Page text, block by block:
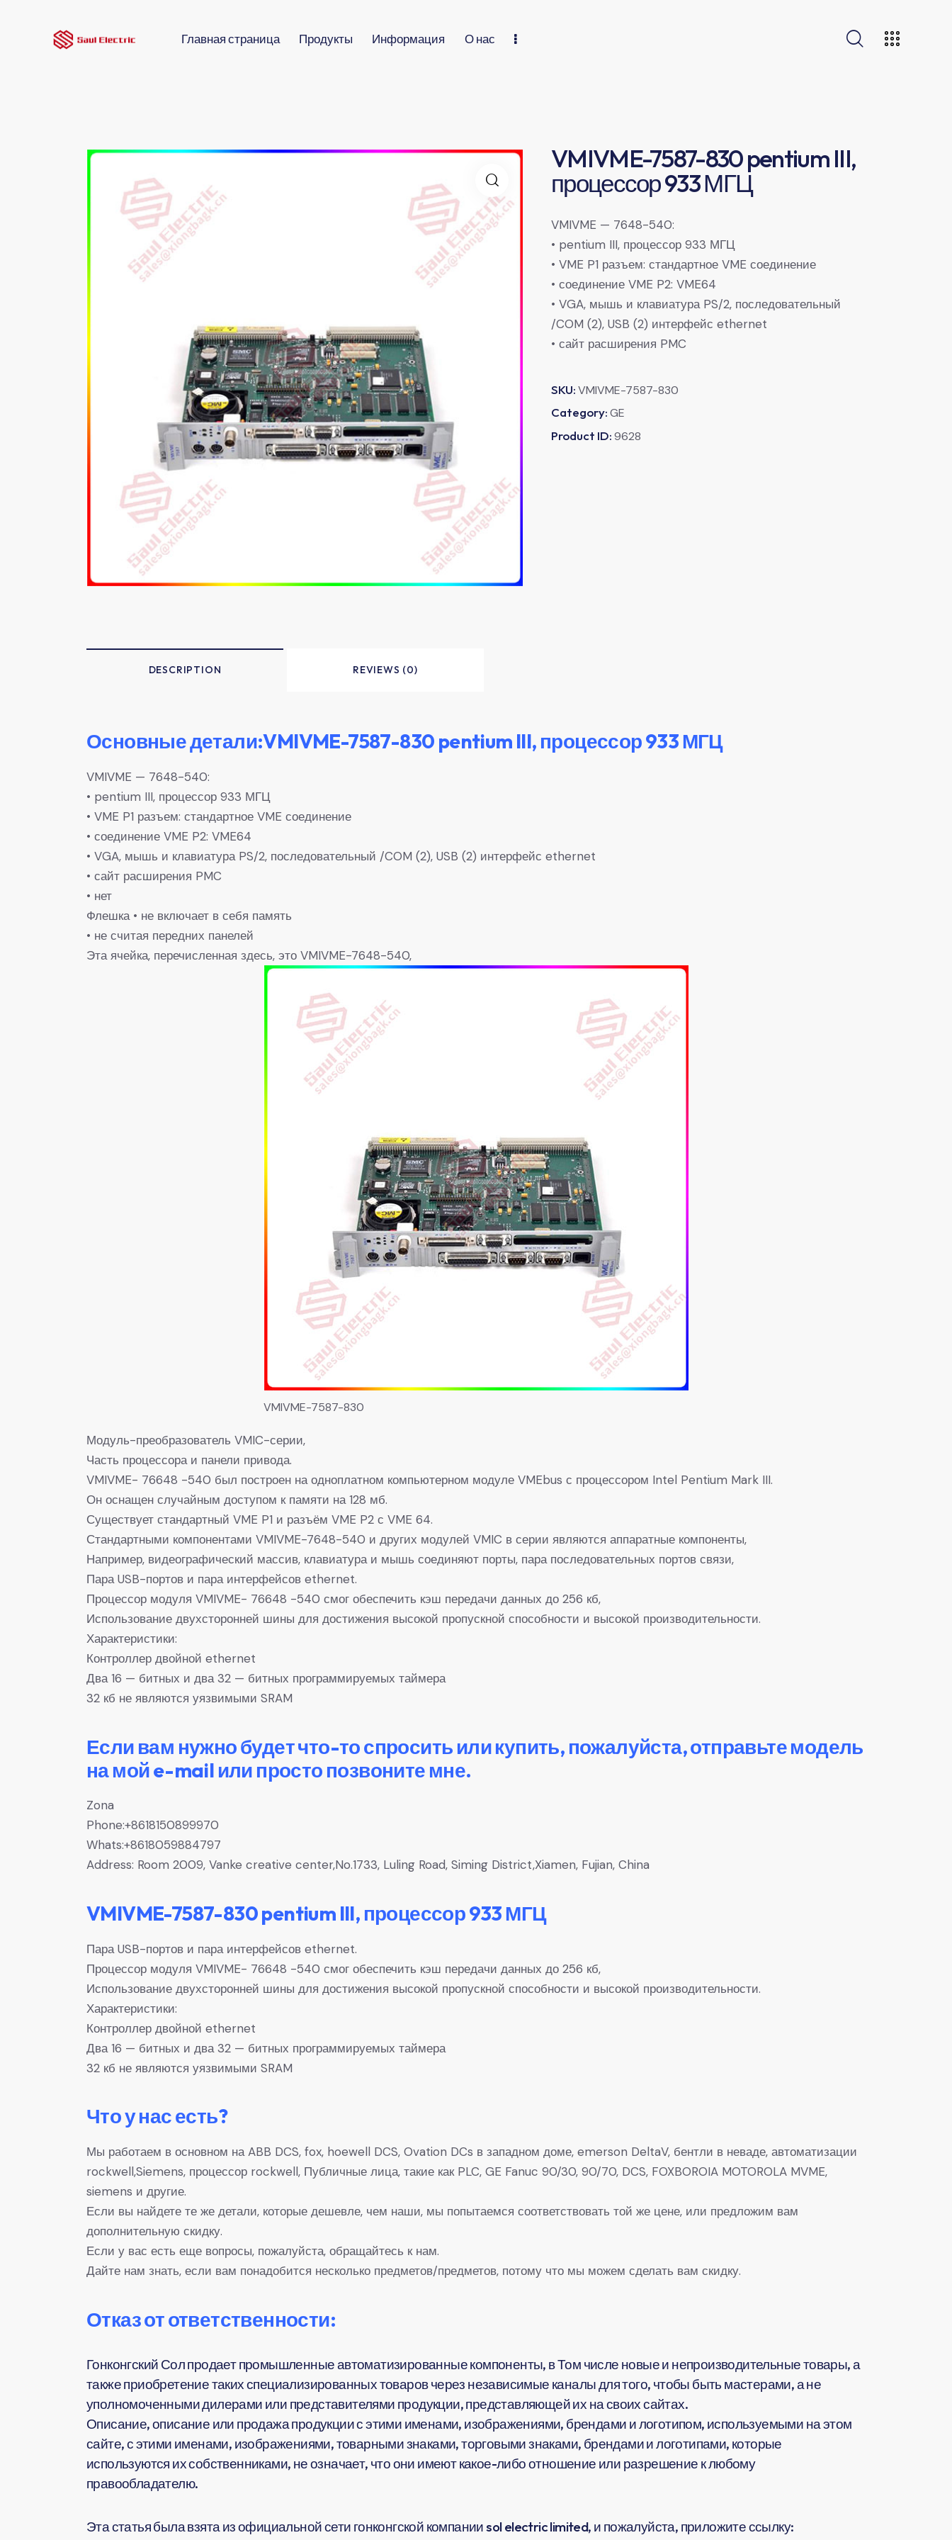
Главная страница Продукты Информация О нас
VMIVME-7587-830 pentium III,
процессор 933 МГЦ
VMIVME — 7648-540:
• pentium III, процессор 933 МГЦ
• VME P1 разъем: стандартное VME соединение
• соединение VME P2: VME64
• VGA, мышь и клавиатура PS/2, последовательный
/COM (2), USB (2) интерфейс ethernet
• сайт расширения PMC
SKU:VMIVME-7587-830
Category:GE
Product ID:9628
DESCRIPTION REVIEWS (0)
Основные детали:VMIVME-7587-830 pentium III, процессор 933 МГЦ
VMIVME — 7648-540:
• pentium III, процессор 933 МГЦ
• VME P1 разъем: стандартное VME соединение
• соединение VME P2: VME64
• VGA, мышь и клавиатура PS/2, последовательный /COM (2), USB (2) интерфейс ethernet
• сайт расширения PMC
• нет
Флешка • не включает в себя память
• не считая передних панелей
Эта ячейка, перечисленная здесь, это VMIVME-7648-540,
VMIVME-7587-830
Модуль-преобразователь VMIC-серии,
Часть процессора и панели привода.
VMIVME- 76648 -540 был построен на одноплатном компьютерном модуле VMEbus с процессором Intel Pentium Mark III.
Он оснащен случайным доступом к памяти на 128 мб.
Существует стандартный VME P1 и разъём VME P2 с VME 64.
Стандартными компонентами VMIVME-7648-540 и других модулей VMIC в серии являются аппаратные компоненты,
Например, видеографический массив, клавиатура и мышь соединяют порты, пара последовательных портов связи,
Пара USB-портов и пара интерфейсов ethernet.
Процессор модуля VMIVME- 76648 -540 смог обеспечить кэш передачи данных до 256 кб,
Использование двухсторонней шины для достижения высокой пропускной способности и высокой производительности.
Характеристики:
Контроллер двойной ethernet
Два 16 — битных и два 32 — битных программируемых таймера
32 кб не являются уязвимыми SRAM
Если вам нужно будет что-то спросить или купить, пожалуйста, отправьте модель
на мой e-mail или просто позвоните мне.
Zona
Phone:+8618150899970
Whats:+8618059884797
Address: Room 2009, Vanke creative center,No.1733, Luling Road, Siming District,Xiamen, Fujian, China
VMIVME-7587-830 pentium III, процессор 933 МГЦ
Пара USB-портов и пара интерфейсов ethernet.
Процессор модуля VMIVME- 76648 -540 смог обеспечить кэш передачи данных до 256 кб,
Использование двухсторонней шины для достижения высокой пропускной способности и высокой производительности.
Характеристики:
Контроллер двойной ethernet
Два 16 — битных и два 32 — битных программируемых таймера
32 кб не являются уязвимыми SRAM
Что у нас есть?
Мы работаем в основном на ABB DCS, fox, hoewell DCS, Ovation DCs в западном доме, emerson DeltaV, бентли в неваде, автоматизации
rockwell,Siemens, процессор rockwell, Публичные лица, такие как PLC, GE Fanuc 90/30, 90/70, DCS, FOXBOROIA MOTOROLA MVME,
siemens и другие.
Если вы найдете те же детали, которые дешевле, чем наши, мы попытаемся соответствовать той же цене, или предложим вам
дополнительную скидку.
Если у вас есть еще вопросы, пожалуйста, обращайтесь к нам.
Дайте нам знать, если вам понадобится несколько предметов/предметов, потому что мы можем сделать вам скидку.
Отказ от ответственности:
Гонконгский Сол продает промышленные автоматизированные компоненты, в Том числе новые и непроизводительные товары, а
также приобретение таких специализированных товаров через независимые каналы для того, чтобы быть мастерами, а не
уполномоченными дилерами или представителями продукции, представляющей их на своих сайтах.
Описание, описание или продажа продукции с этими именами, изображениями, брендами и логотипом, используемыми на этом
сайте, с этими именами, изображениями, товарными знаками, торговыми знаками, брендами и логотипами, которые
используются их собственниками, не означает, что они имеют какое-либо отношение или разрешение к любому
правообладателю.
Эта статья была взята из официальной сети гонконгской компании sol electric limited, и пожалуйста, приложите ссылку: